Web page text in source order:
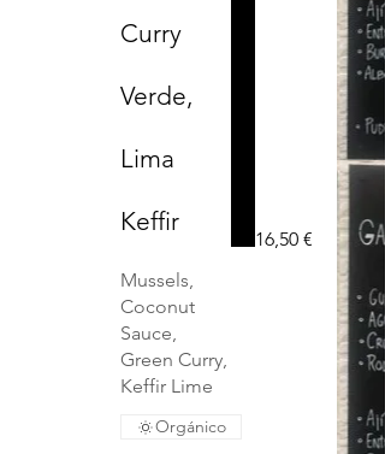
Curry
Verde,
Lima
Keffir
Mussels,
Coconut
Sauce,
Green Curry,
Keffir Lime
16,50 €
Orgánico